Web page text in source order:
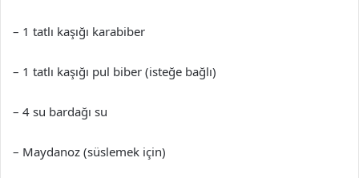
– 1 tatlı kaşığı karabiber
– 1 tatlı kaşığı pul biber (isteğe bağlı)
– 4 su bardağı su
– Maydanoz (süslemek için)